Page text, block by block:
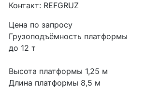
Контакт: REFGRUZ
Цена по запросу
Грузоподъёмность платформы
до 12 т
Высота платформы 1,25 м
Длина платформы 8,5 м